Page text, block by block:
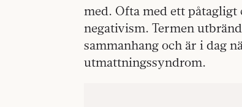
med. Ofta med ett
negativism. Termen
sammanhang och är i dag
utmattningssyndrom.